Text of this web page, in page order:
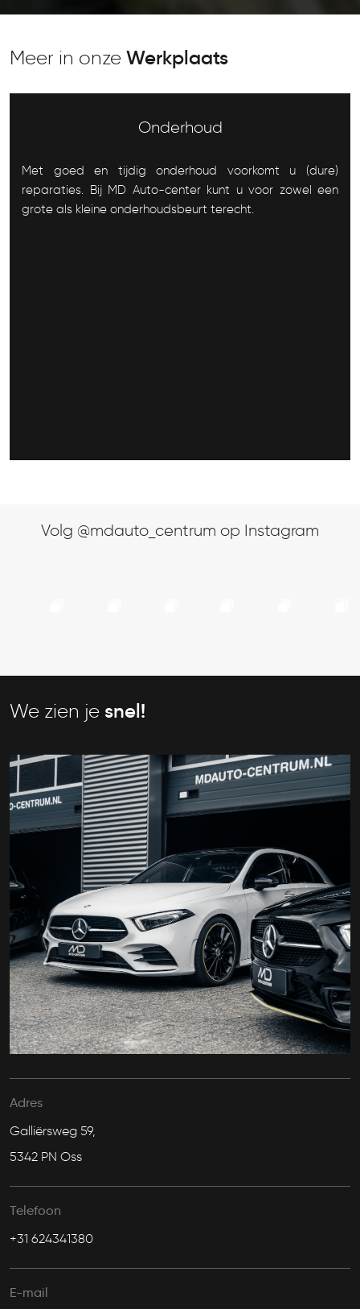
Meer in onze Werkplaats
Onderhoud
Met goed en tijdig onderhoud voorkomt u (dure)
reparaties. Bij MD Auto-center kunt u voor zowel een
grote als kleine onderhoudsbeurt terecht.
Volg @mdauto_centrum op Instagram
We zien je snel!
Adres
Galliërsweg 59,
5342 PN Oss
Telefoon
+31 624341380
E-mail